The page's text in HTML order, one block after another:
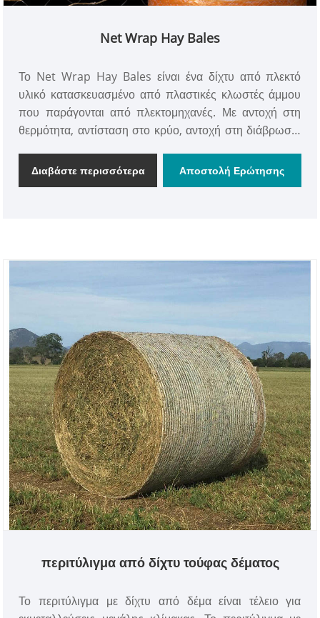
Net Wrap Hay Bales
Το Net Wrap Hay Bales είναι ένα δίχτυ από πλεκτό
υλικό κατασκευασμένο από πλαστικές κλωστές άμμου
που παράγονται από πλεκτομηχανές. Με αντοχή στη
θερμότητα, αντίσταση στο κρύο, αντοχή στη διάβρωση,
χαρακτηριστικά.
Διαβάστε περισσότερα Αποστολή Ερώτησης
περιτύλιγμα από δίχτυ τούφας δέματος
Το περιτύλιγμα με δίχτυ από δέμα είναι τέλειο για